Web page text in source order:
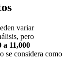
variar
pero
a 11,000
se considera como